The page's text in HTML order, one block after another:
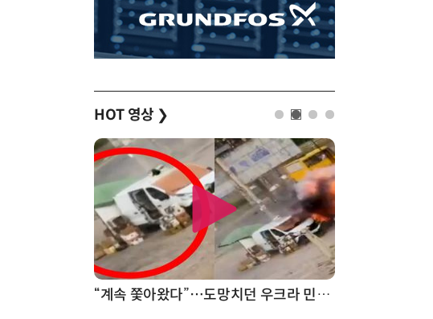
HOT 영상 ❯
“계속 쫓아왔다”…도망치던 우크라 민간인 공격한 러 자폭 드론